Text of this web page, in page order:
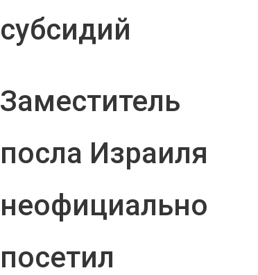
субсидий
Заместитель
посла Израиля
неофициально
посетил